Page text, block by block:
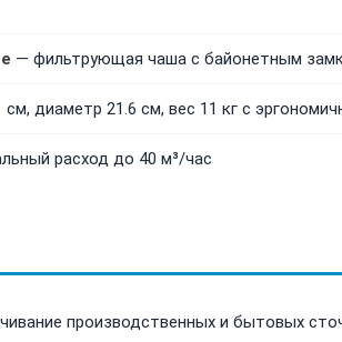
— фильтрующая чаша с байонетным
диаметр 21.6 см, вес 11 кг с
расход до 40 м³/час
производственных и бытовых